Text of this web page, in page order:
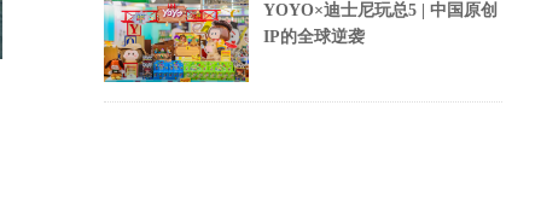
YOYO×迪士尼玩总5 | 中国原创
IP的全球逆袭